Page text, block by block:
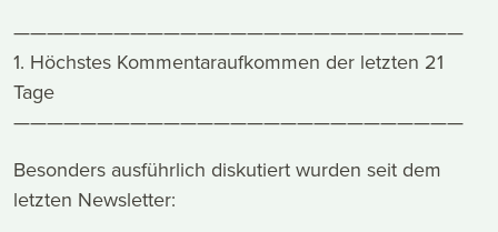
———————————————————————————
1. Höchstes Kommentaraufkommen der letzten 21
Tage
———————————————————————————
Besonders ausführlich diskutiert wurden seit dem
letzten Newsletter: